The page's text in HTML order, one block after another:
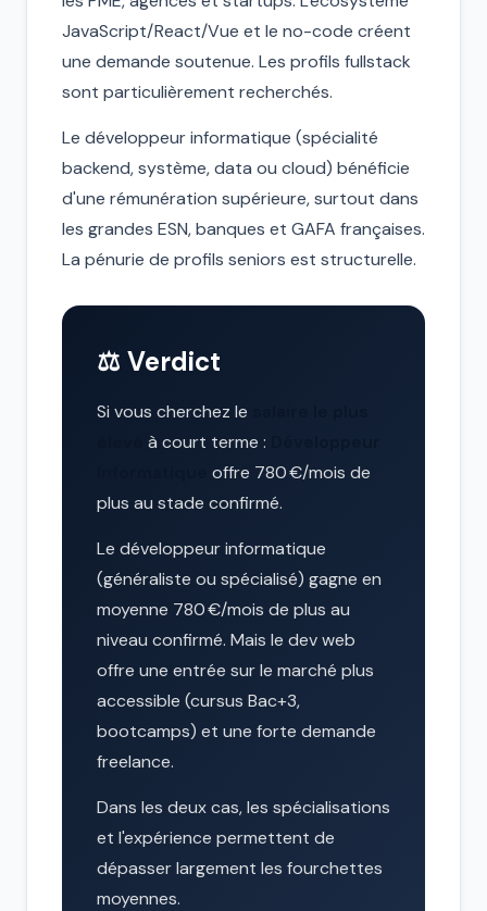
JavaScript/React/Vue et le no-code créent
une demande soutenue. Les profils fullstack
sont particulièrement recherchés.
Le développeur informatique (spécialité
backend, système, data ou cloud) bénéficie
d'une rémunération supérieure, surtout dans
les grandes ESN, banques et GAFA françaises.
La pénurie de profils seniors est structurelle.
⚖️ Verdict
Si vous cherchez le
à court terme :
offre 780 €/mois de
plus au stade confirmé.
Le développeur informatique
(généraliste ou spécialisé) gagne en
moyenne 780 €/mois de plus au
niveau confirmé. Mais le dev web
offre une entrée sur le marché plus
accessible (cursus Bac+3,
bootcamps) et une forte demande
freelance.
Dans les deux cas, les spécialisations
et l'expérience permettent de
dépasser largement les fourchettes
moyennes.